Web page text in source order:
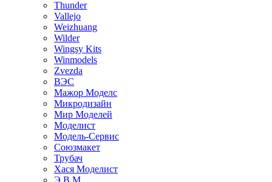
Thunder
Vallejo
Weizhuang
Wilder
Wingsy Kits
Winmodels
Zvezda
ВЭС
Мажор Моделс
Микродизайн
Мир Моделей
Моделист
Модель-Сервис
Союзмакет
Трубач
Хася Моделист
Э.В.М.